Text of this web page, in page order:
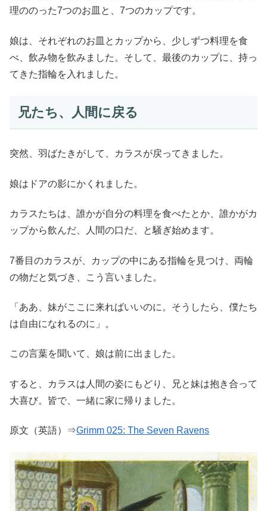
理ののった7つのお皿と、7つのカップです。
娘は、それぞれのお皿とカップから、少しずつ料理を食
べ、飲み物を飲みました。そして、最後のカップに、持っ
てきた指輪を入れました。
兄たち、人間に戻る
突然、羽ばたきがして、カラスが戻ってきました。
娘はドアの影にかくれました。
カラスたちは、誰かが自分の料理を食べたとか、誰かがカ
ップから飲んだ、人間の口だ、と騒ぎ始めます。
7番目のカラスが、カップの中にある指輪を見つけ、両輪
の物だと気づき、こう言いました。
「ああ、妹がここに来ればいいのに。そうしたら、僕たち
は自由になれるのに」。
この言葉を聞いて、娘は前に出ました。
すると、カラスは人間の姿にもどり、兄と妹は抱き合って
大喜び。皆で、一緒に家に帰りました。
原文（英語）⇒Grimm 025: The Seven Ravens